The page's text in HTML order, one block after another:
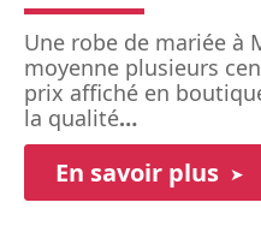
Une robe de mariée à
moyenne plusieurs
prix affiché en
la qualité…
En savoir plus